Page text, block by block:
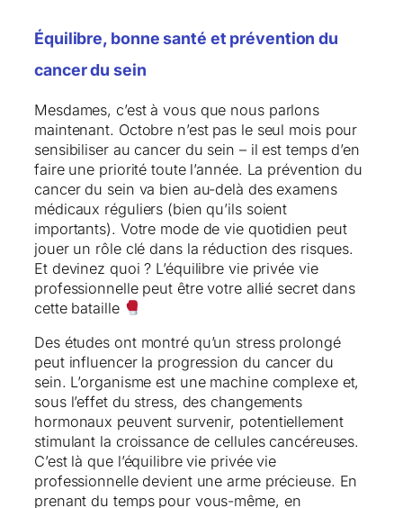
Équilibre, bonne santé et prévention du
cancer du sein
Mesdames, c’est à vous que nous parlons
maintenant. Octobre n’est pas le seul mois pour
sensibiliser au cancer du sein – il est temps d’en
faire une priorité toute l’année. La prévention du
cancer du sein va bien au-delà des examens
médicaux réguliers (bien qu’ils soient
importants). Votre mode de vie quotidien peut
jouer un rôle clé dans la réduction des risques.
Et devinez quoi ? L’équilibre vie privée vie
professionnelle peut être votre allié secret dans
cette bataille
Des études ont montré qu’un stress prolongé
peut influencer la progression du cancer du
sein. L’organisme est une machine complexe et,
sous l’effet du stress, des changements
hormonaux peuvent survenir, potentiellement
stimulant la croissance de cellules cancéreuses.
C’est là que l’équilibre vie privée vie
professionnelle devient une arme précieuse. En
prenant du temps pour vous-même, en